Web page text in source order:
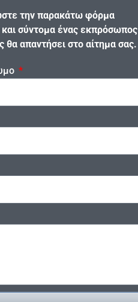
την παρακάτω φόρμα
και σύντομα ένας εκπρόσωπος
θα απαντήσει στο αίτημα σας.